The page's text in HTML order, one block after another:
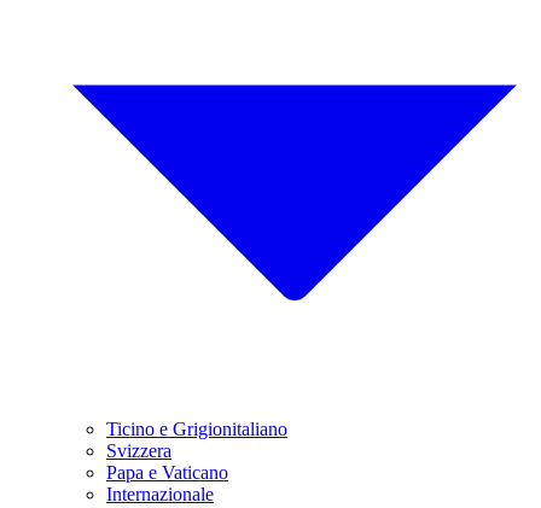
Ticino e Grigionitaliano
Svizzera
Papa e Vaticano
Internazionale